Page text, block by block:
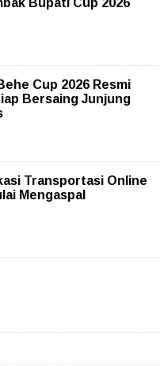
Bupati Cup 2026
Cup 2026 Resmi
Bersaing Junjung
Transportasi Online
Mengaspal